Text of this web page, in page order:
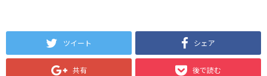
ツイート シェア
共有 後で読む